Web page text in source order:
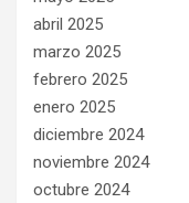
abril 2025
marzo 2025
febrero 2025
enero 2025
diciembre 2024
noviembre 2024
octubre 2024